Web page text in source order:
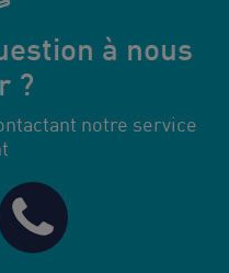
à nous
?
notre service